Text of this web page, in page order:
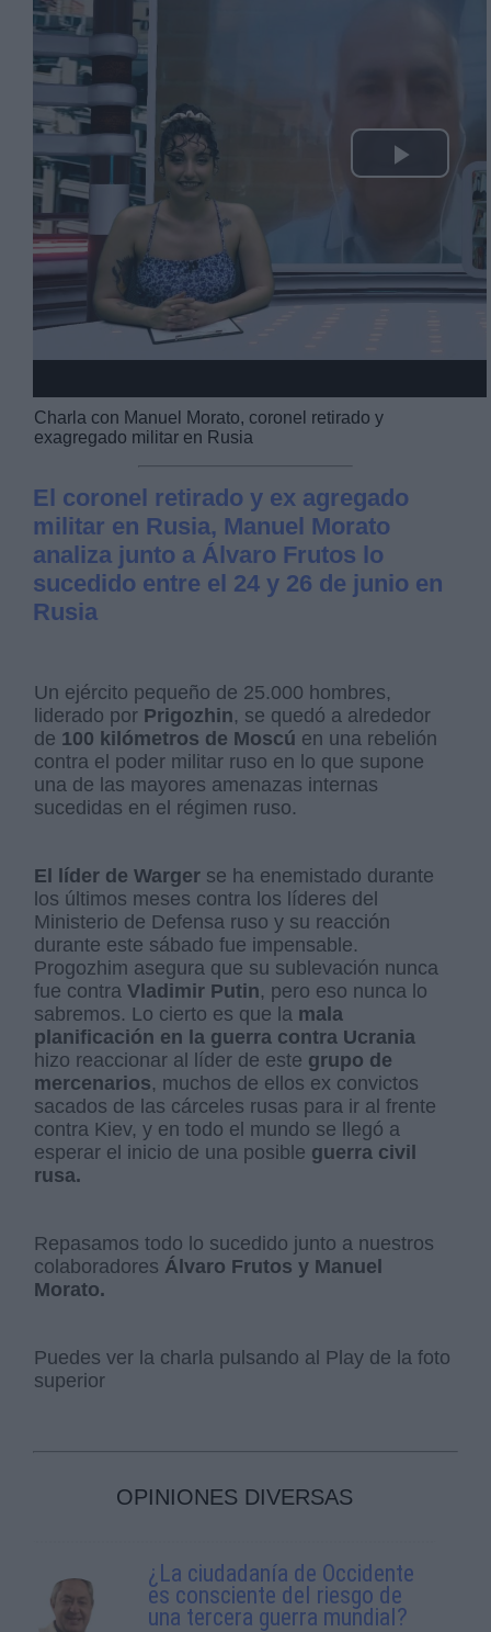
Play
Video
Charla con Manuel Morato, coronel retirado y
exagregado militar en Rusia
El coronel retirado y ex agregado
militar en Rusia, Manuel Morato
analiza junto a Álvaro Frutos lo
sucedido entre el 24 y 26 de junio en
Rusia
Un ejército pequeño de 25.000 hombres,
liderado por Prigozhin, se quedó a alrededor
de 100 kilómetros de Moscú en una rebelión
contra el poder militar ruso en lo que supone
una de las mayores amenazas internas
sucedidas en el régimen ruso.
El líder de Warger se ha enemistado durante
los últimos meses contra los líderes del
Ministerio de Defensa ruso y su reacción
durante este sábado fue impensable.
Progozhim asegura que su sublevación nunca
fue contraVladimir Putin, pero eso nunca lo
sabremos. Lo cierto es que la mala
planificación en la guerra contra Ucrania
hizo reaccionar al líder de este grupo de
mercenarios, muchos de ellos ex convictos
sacados de las cárceles rusas para ir al frente
contra Kiev, y en todo el mundo se llegó a
esperar el inicio de una posible guerra civil
rusa.
Repasamos todo lo sucedido junto a nuestros
colaboradores Álvaro Frutos y Manuel
Morato.
Puedes ver la charla pulsando al Play de la foto
superior
OPINIONES DIVERSAS
¿La ciudadanía de Occidente
es consciente del riesgo de
una tercera guerra mundial?
Información adicional
link